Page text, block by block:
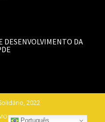
DESENVOLVIMENTO DA
2022
AJUDAR CONTATO
Português